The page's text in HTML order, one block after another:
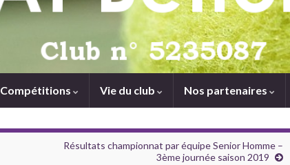
Compétitions Vie du club Nos partenaires
Résultats championnat par équipe Senior Homme –
3ème journée saison 2019